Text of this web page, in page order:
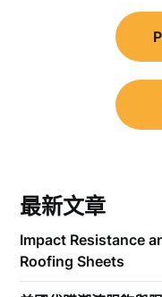
最新文章
Impact Resistance
Roofing Sheets